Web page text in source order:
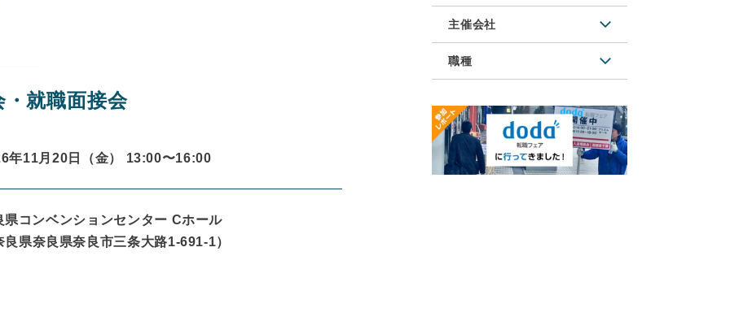
就職面接会
年11月20日（金） 13:00〜16:00
県コンベンションセンター Cホール
良県奈良県奈良市三条大路1-691-1）
主催会社
職種